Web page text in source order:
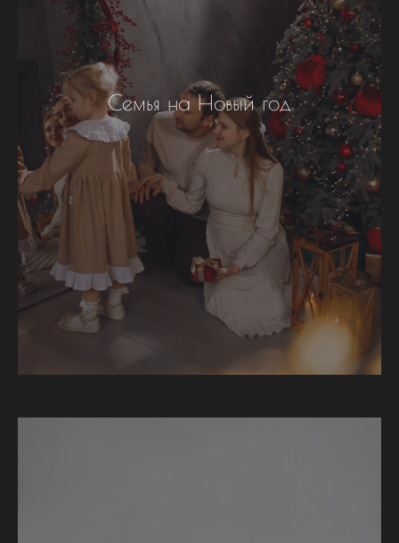
Семья на Новый год